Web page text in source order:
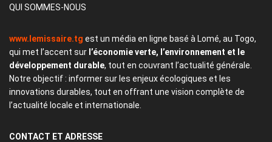
QUI SOMMES-NOUS
www.lemissaire.tg est un média en ligne basé à Lomé, au Togo,
qui met l’accent sur l’économie verte, l’environnement et le
développement durable, tout en couvrant l’actualité générale.
Notre objectif : informer sur les enjeux écologiques et les
innovations durables, tout en offrant une vision complète de
l’actualité locale et internationale.
CONTACT ET ADRESSE